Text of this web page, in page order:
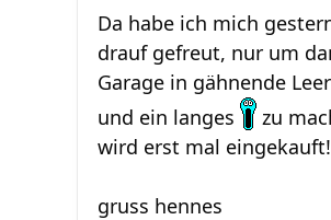
Da habe ich mich
drauf gefreut, nur um
Garage in gähnende
und ein langes
zu
wird erst mal eingekauft!
gruss hennes